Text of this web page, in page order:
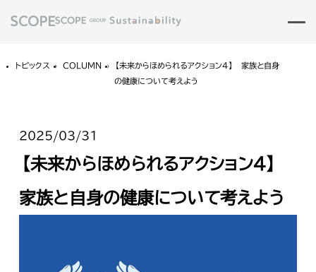
トピックス COLUMN
【未来からほめられるアクション4】 家族と自身
の健康について考えよう
2025/03/31
【未来からほめられるアクション4】
家族と自身の健康について考えよう